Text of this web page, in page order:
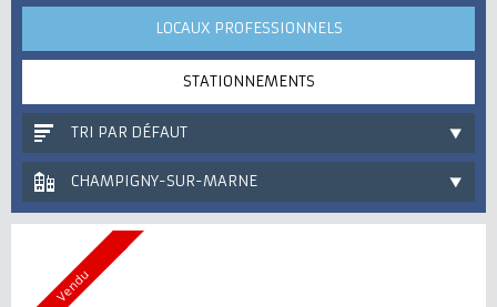
LOCAUX PROFESSIONNELS
STATIONNEMENTS
TRI PAR DÉFAUT
CHAMPIGNY-SUR-MARNE
Vendu